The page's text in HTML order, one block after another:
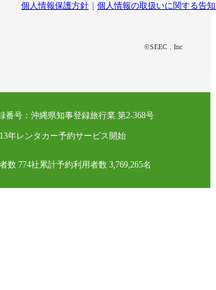
個人情報保護方針 個人情報の取扱いに関する告
©SEEC . Inc
番号：沖縄県知事登録旅行業 第2-368号
年レンタカー予約サービス開始
数 774社累計予約利用者数 3,769,265名